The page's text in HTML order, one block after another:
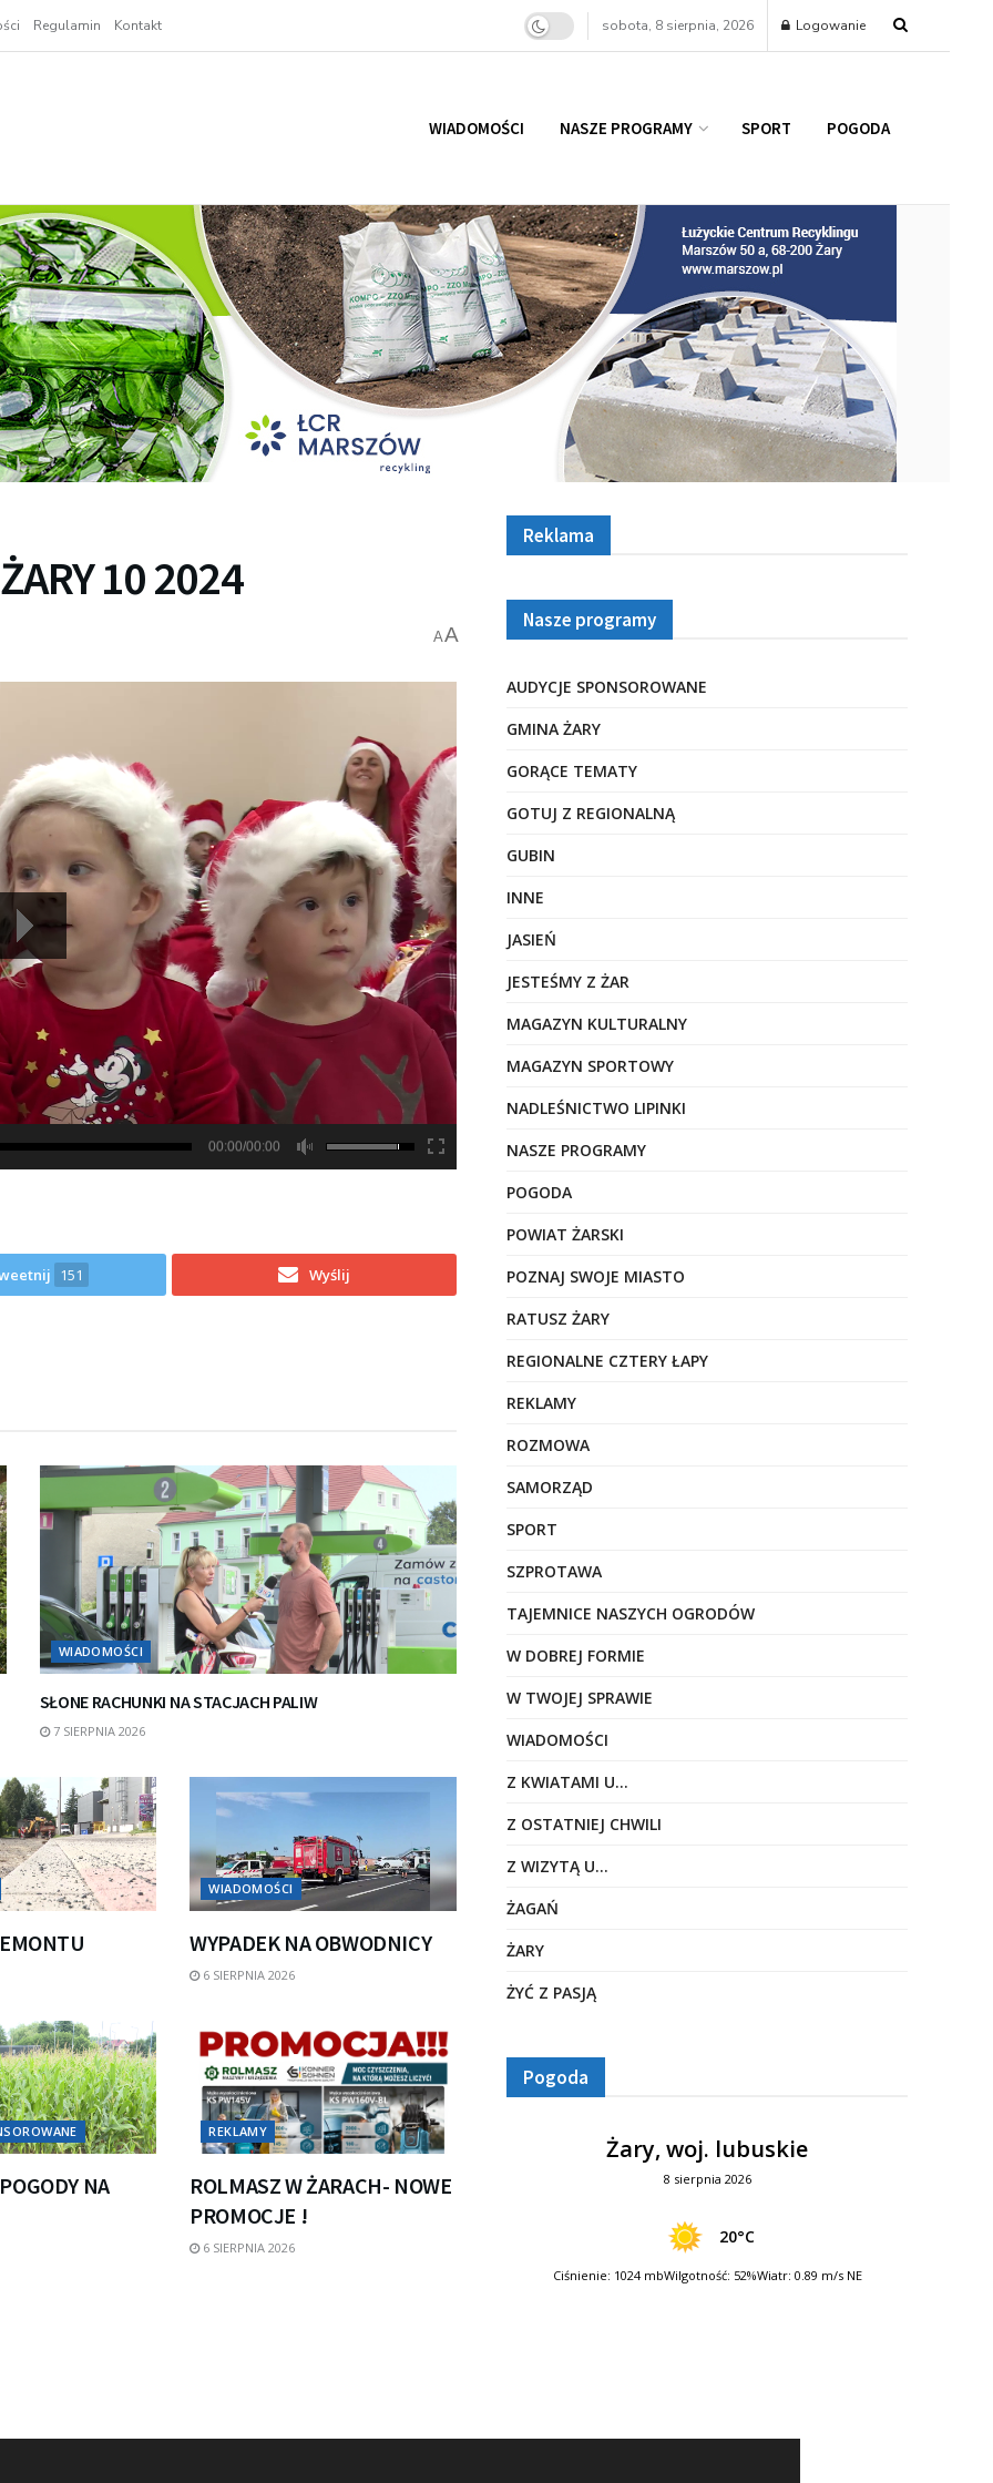
Regulamin Kontakt sobota, 8 sierpnia, 2026 Logowanie
WIADOMOŚCI NASZE PROGRAMY SPORT POGODA
10 2024
AA
00:00/00:00
151 Wyślij
WIADOMOŚCI
SŁONE RACHUNKI NA STACJACH PALIW
7 SIERPNIA 2026
WIADOMOŚCI
WYPADEK NA OBWODNICY
6 SIERPNIA 2026
NA
REKLAMY
ROLMASZ W ŻARACH- NOWE
PROMOCJE !
6 SIERPNIA 2026
Reklama
Nasze programy
AUDYCJE SPONSOROWANE
GMINA ŻARY
GORĄCE TEMATY
GOTUJ Z REGIONALNĄ
GUBIN
INNE
JASIEŃ
JESTEŚMY Z ŻAR
MAGAZYN KULTURALNY
MAGAZYN SPORTOWY
NADLEŚNICTWO LIPINKI
NASZE PROGRAMY
POGODA
POWIAT ŻARSKI
POZNAJ SWOJE MIASTO
RATUSZ ŻARY
REGIONALNE CZTERY ŁAPY
REKLAMY
ROZMOWA
SAMORZĄD
SPORT
SZPROTAWA
TAJEMNICE NASZYCH OGRODÓW
W DOBREJ FORMIE
W TWOJEJ SPRAWIE
WIADOMOŚCI
Z KWIATAMI U…
Z OSTATNIEJ CHWILI
Z WIZYTĄ U…
ŻAGAŃ
ŻARY
ŻYĆ Z PASJĄ
Pogoda
Żary, woj. lubuskie
8 sierpnia 2026
20°C
Ciśnienie: 1024 mbWilgotność: 52%Wiatr: 0.89 m/s NE